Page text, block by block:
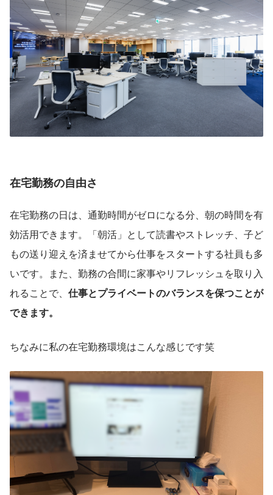
在宅勤務の自由さ
在宅勤務の日は、通勤時間がゼロになる分、朝の時間を有
効活用できます。「朝活」として読書やストレッチ、子ど
もの送り迎えを済ませてから仕事をスタートする社員も多
いです。また、勤務の合間に家事やリフレッシュを取り入
れることで、 仕事とプライベートのバランスを保つことが
できます。
ちなみに私の在宅勤務環境はこんな感じです笑